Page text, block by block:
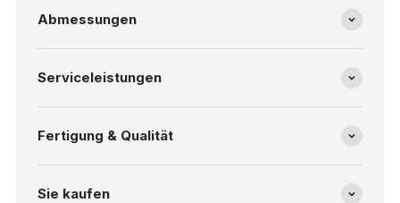
Abmessungen
Serviceleistungen
Fertigung & Qualität
Sie kaufen